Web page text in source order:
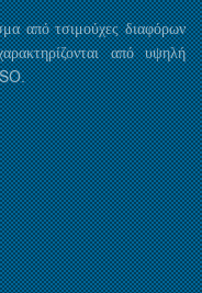
από τσιμούχες διαφόρων
από υψηλή